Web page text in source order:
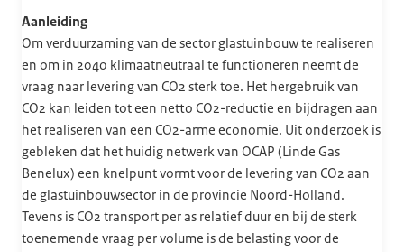
Aanleiding
Om verduurzaming van de sector glastuinbouw te realiseren
en om in 2040 klimaatneutraal te functioneren neemt de
vraag naar levering van CO2 sterk toe. Het hergebruik van
CO2 kan leiden tot een netto CO2-reductie en bijdragen aan
het realiseren van een CO2-arme economie. Uit onderzoek is
gebleken dat het huidig netwerk van OCAP (Linde Gas
Benelux) een knelpunt vormt voor de levering van CO2 aan
de glastuinbouwsector in de provincie Noord-Holland.
Tevens is CO2 transport per as relatief duur en bij de sterk
toenemende vraag per volume is de belasting voor de